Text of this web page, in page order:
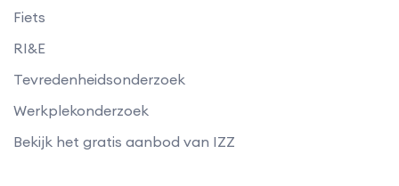
Fiets
RI&E
Tevredenheidsonderzoek
Werkplekonderzoek
Bekijk het gratis aanbod van IZZ